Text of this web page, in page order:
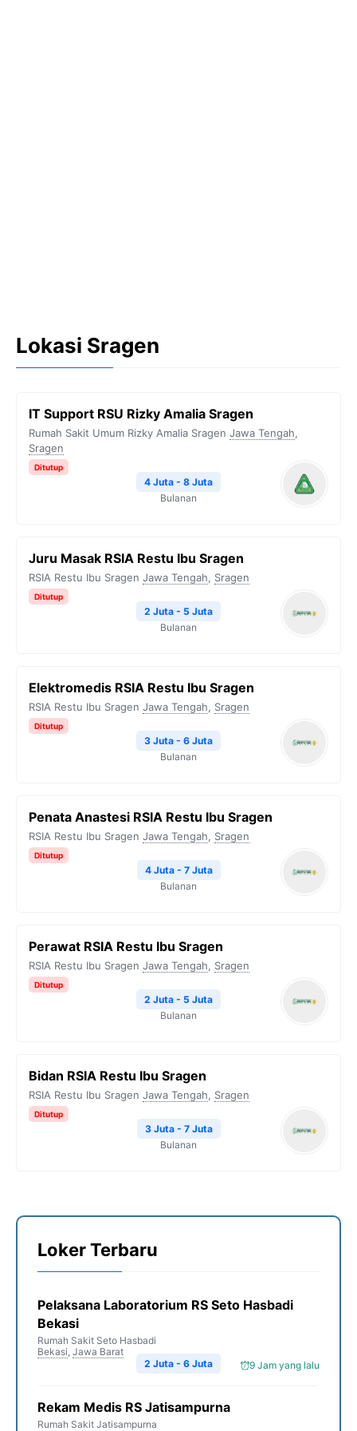
Lokasi Sragen
IT Support RSU Rizky Amalia Sragen
Rumah Sakit Umum Rizky Amalia Sragen Jawa Tengah,
Sragen
Ditutup
4 Juta - 8 Juta
Bulanan
Juru Masak RSIA Restu Ibu Sragen
RSIA Restu Ibu Sragen Jawa Tengah, Sragen
Ditutup
2 Juta - 5 Juta
Bulanan
Elektromedis RSIA Restu Ibu Sragen
RSIA Restu Ibu Sragen Jawa Tengah, Sragen
Ditutup
3 Juta - 6 Juta
Bulanan
Penata Anastesi RSIA Restu Ibu Sragen
RSIA Restu Ibu Sragen Jawa Tengah, Sragen
Ditutup
4 Juta - 7 Juta
Bulanan
Perawat RSIA Restu Ibu Sragen
RSIA Restu Ibu Sragen Jawa Tengah, Sragen
Ditutup
2 Juta - 5 Juta
Bulanan
Bidan RSIA Restu Ibu Sragen
RSIA Restu Ibu Sragen Jawa Tengah, Sragen
Ditutup
3 Juta - 7 Juta
Bulanan
Loker Terbaru
Pelaksana Laboratorium RS Seto Hasbadi
Bekasi
Rumah Sakit Seto Hasbadi
Bekasi, Jawa Barat
9 Jam yang lalu
2 Juta - 6 Juta
Rekam Medis RS Jatisampurna
Rumah Sakit Jatisampurna